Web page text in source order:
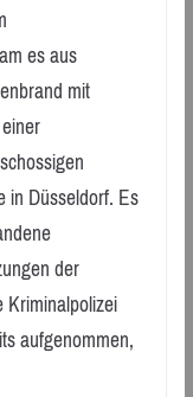
es aus
mit
in Düsseldorf. Es
der
aufgenommen,